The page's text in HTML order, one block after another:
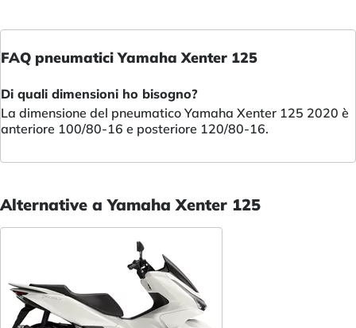
FAQ pneumatici Yamaha Xenter 125
Di quali dimensioni ho bisogno?
La dimensione del pneumatico Yamaha Xenter 125 2020 è
anteriore 100/80-16 e posteriore 120/80-16.
Alternative a Yamaha Xenter 125